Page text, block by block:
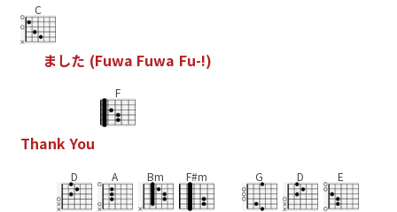
C
ました (Fuwa Fuwa Fu-!)
ThankYou
F
D A Bm F#m G D E